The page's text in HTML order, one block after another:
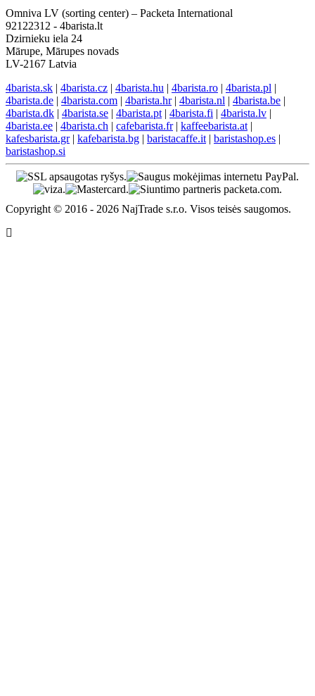
Omniva LV (sorting center) – Packeta International
92122312 - 4barista.lt
Dzirnieku iela 24
Mārupe, Mārupes novads
LV-2167 Latvia
4barista.sk | 4barista.cz | 4barista.hu | 4barista.ro | 4barista.pl |
4barista.de | 4barista.com | 4barista.hr| 4barista.nl | 4barista.be |
4barista.dk | 4barista.se | 4barista.pt | 4barista.fi | 4barista.lv |
4barista.ee | 4barista.ch | cafebarista.fr| kaffeebarista.at |
kafesbarista.gr| kafebarista.bg | baristacaffe.it | baristashop.es |
baristashop.si
Copyright © 2016 - 2026 NajTrade s.r.o. Visos teisės saugomos.